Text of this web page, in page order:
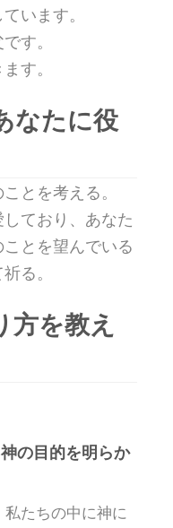
います。
す。
す。
なたに役
とを考える。
ており、あなた
とを望んでいる
る。
を教え
の目的を明らか
たちの中に神に